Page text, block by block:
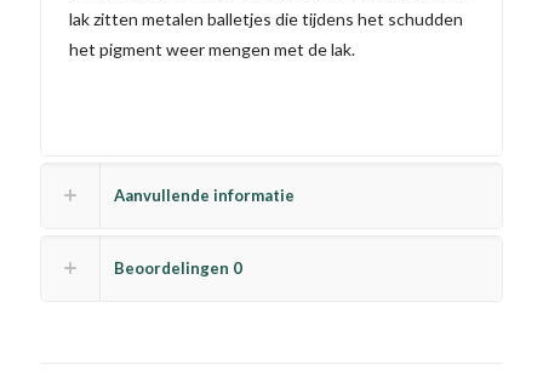
lak zitten metalen balletjes die tijdens het schudden
het pigment weer mengen met de lak.
Aanvullende informatie
Beoordelingen 0